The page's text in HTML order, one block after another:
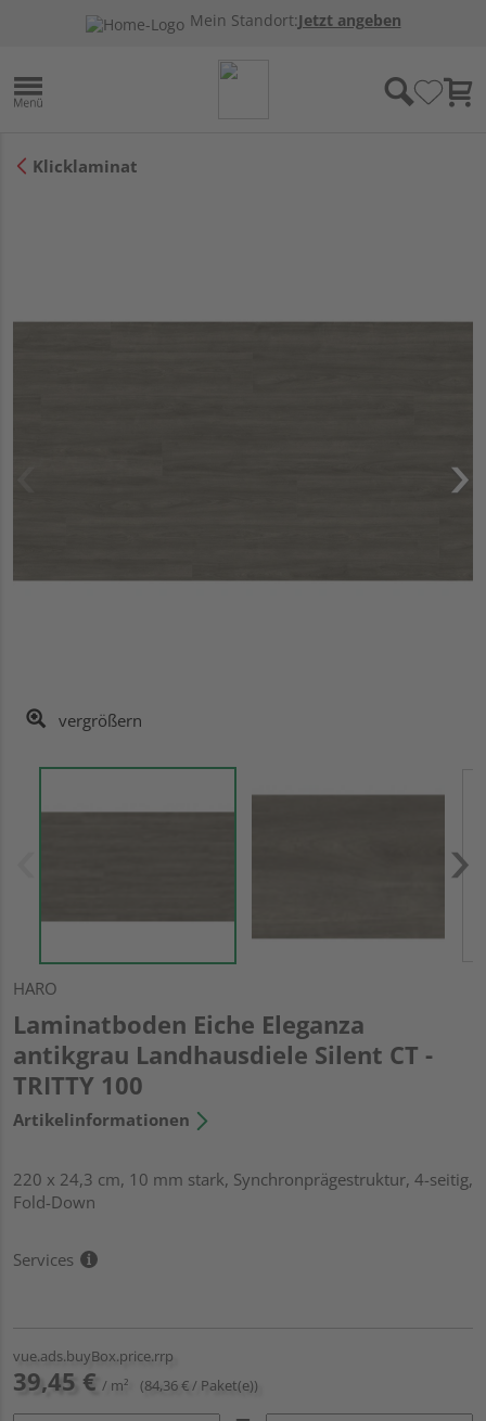
Mein Standort:Jetzt angeben
Klicklaminat
vergrößern
HARO
Laminatboden Eiche Eleganza
antikgrau Landhausdiele Silent CT -
TRITTY 100
Artikelinformationen
220 x 24,3 cm, 10 mm stark, Synchronprägestruktur, 4-seitig,
Fold-Down
Services
vue.ads.buyBox.price.rrp
39,45 € / m² (84,36 € / Paket(e))